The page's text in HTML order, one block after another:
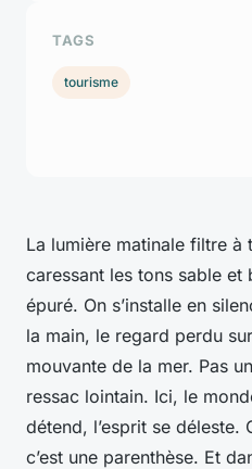
La lumière matinale filtre à
caressant les tons sable et
épuré. On s’installe en
la main, le regard perdu
mouvante de la mer. Pas
ressac lointain. Ici, le
détend, l’esprit se déleste.
c’est une parenthèse. Et
TAGS
tourisme